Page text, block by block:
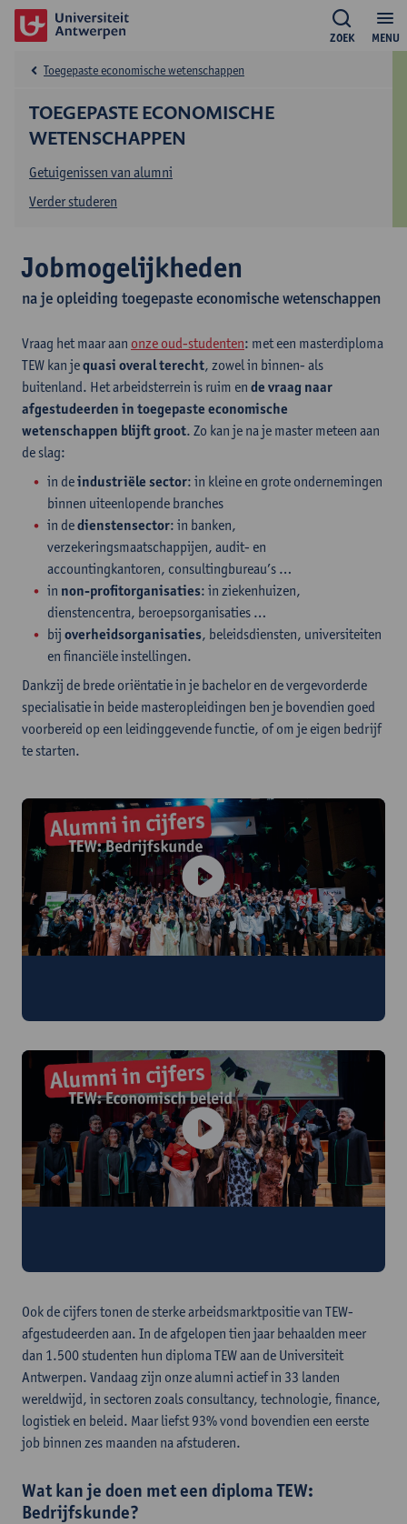
MENU
ZOEK
TOEGEPASTE ECONOMISCHE
WETENSCHAPPEN
Toegepaste economische wetenschappen
Getuigenissen van alumni
Verder studeren
Jobmogelijkheden
na je opleiding toegepaste economische wetenschappen
Vraag het maar aan onze oud-studenten: met een masterdiploma
TEW kan jequasi overal terecht, zowel in binnen- als
buitenland. Het arbeidsterrein is ruim en de vraag naar
afgestudeerden in toegepaste economische
wetenschappen blijft groot. Zo kan je na je master meteen aan
de slag:
in deindustriële sector: in kleine en grote ondernemingen
binnen uiteenlopende branches
in dedienstensector: in banken,
verzekeringsmaatschappijen, audit- en
accountingkantoren, consultingbureau’s …
in non-profitorganisaties: in ziekenhuizen,
dienstencentra, beroepsorganisaties …
bij overheidsorganisaties, beleidsdiensten, universiteiten
en financiële instellingen.
Dankzij de brede oriëntatie in je bachelor en de vergevorderde
specialisatie in beide masteropleidingen ben je bovendien goed
voorbereid op een leidinggevende functie, of om je eigen bedrijf
te starten.
Ook de cijfers tonen de sterke arbeidsmarktpositie van TEW-
afgestudeerden aan. In de afgelopen tien jaar behaalden meer
dan 1.500 studenten hun diploma TEW aan de Universiteit
Antwerpen. Vandaag zijn onze alumni actief in 33 landen
wereldwijd, in sectoren zoals consultancy, technologie, finance,
logistiek en beleid. Maar liefst 93% vond bovendien een eerste
job binnen zes maanden na afstuderen.
Wat kan je doen met een diploma TEW:
Bedrijfskunde?